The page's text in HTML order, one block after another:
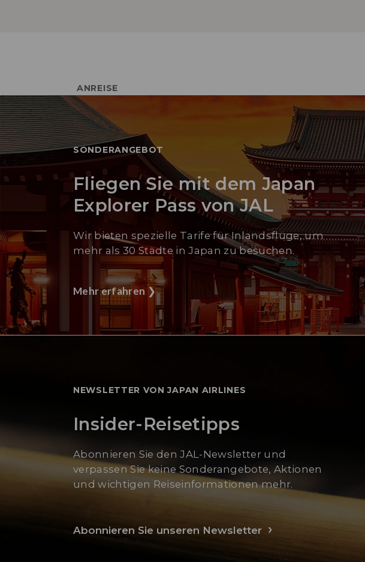
ANREISE
SONDERANGEBOT
Fliegen Sie mit dem Japan
Explorer Pass von JAL
Wir bieten spezielle Tarife für Inlandsflüge, um
mehr als 30 Städte in Japan zu besuchen.
Mehr erfahren ❯
NEWSLETTER VON JAPAN AIRLINES
Insider-Reisetipps
Abonnieren Sie den JAL-Newsletter und
verpassen Sie keine Sonderangebote, Aktionen
und wichtigen Reiseinformationen mehr.
Abonnieren Sie unseren Newsletter